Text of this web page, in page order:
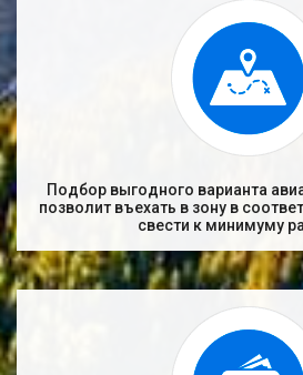
Подбор выгодного варианта
позволит въехать в зону в
свести к минимуму